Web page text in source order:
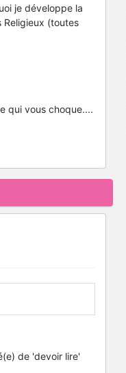
je développe la
(toutes
qui vous choque....
de 'devoir lire'